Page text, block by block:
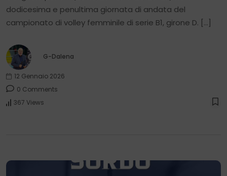
dodicesima e penultima giornata di andata del
campionato di volley femminile di serie B1, girone D. […]
G-Dalena
12 Gennaio 2026
0 Comments
367 Views